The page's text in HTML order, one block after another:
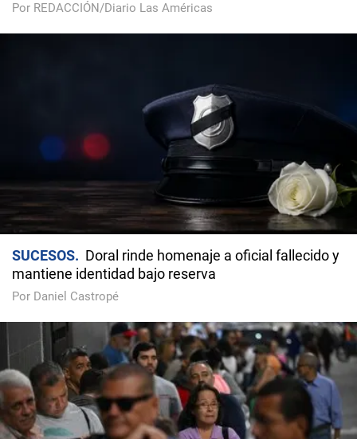
Por REDACCIÓN/Diario Las Américas
SUCESOS
Doral rinde homenaje a oficial fallecido y
mantiene identidad bajo reserva
Por Daniel Castropé